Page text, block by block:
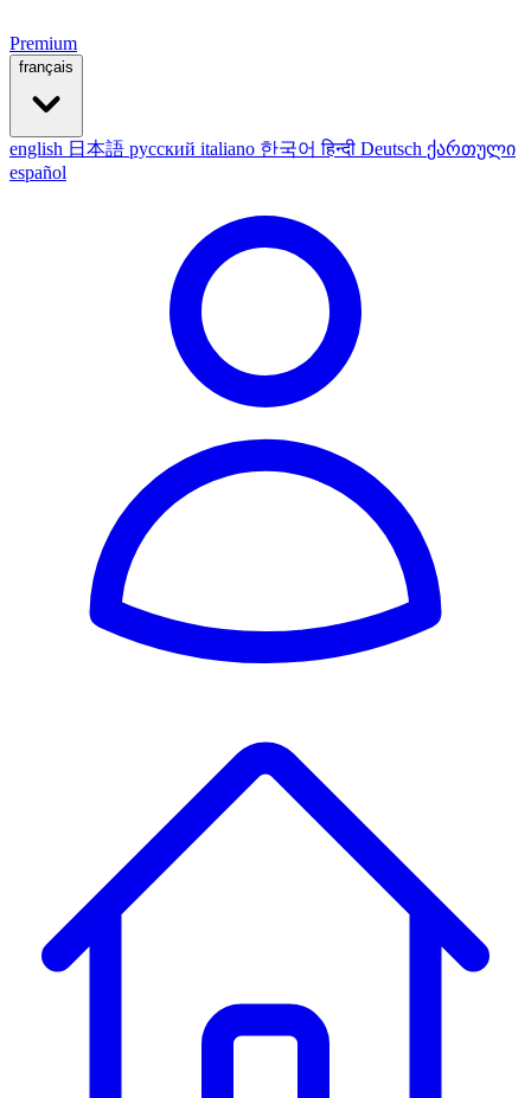
Premium
français
english 日本語 русский italiano 한국어हिन्दी Deutsch ქართული
español